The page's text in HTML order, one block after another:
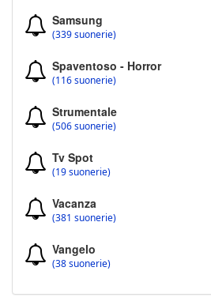
Samsung
(339 suonerie)
Spaventoso - Horror
(116 suonerie)
Strumentale
(506 suonerie)
Tv Spot
(19 suonerie)
Vacanza
(381 suonerie)
Vangelo
(38 suonerie)